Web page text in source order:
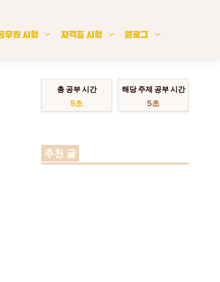
무원 시험 자격증 시험 블로그
총 공부 시간
6초
해당 주제 공부 시간
6초
추천 글